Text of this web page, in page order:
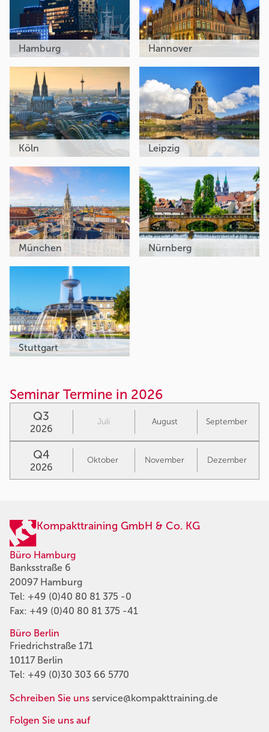
Hamburg Hannover
Köln Leipzig
München Nürnberg
Stuttgart
Seminar Termine in 2026
Q3
2026
Juli August September
Q4
2026
Oktober November Dezember
Kompakttraining GmbH & Co. KG
Büro Hamburg
Banksstraße 6
20097 Hamburg
Tel: +49 (0)40 80 81 375 -0
Fax: +49 (0)40 80 81 375 -41
Büro Berlin
Friedrichstraße 171
10117 Berlin
Tel: +49 (0)30 303 66 5770
Schreiben Sie uns service@kompakttraining.de
Folgen Sie uns auf